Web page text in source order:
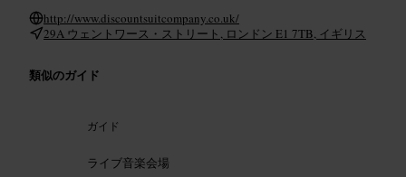
http://www.discountsuitcompany.co.uk/
29A ウェントワース・ストリート, ロンドン E1 7TB, イギリス
類似のガイド
ガイド
ライブ音楽会場